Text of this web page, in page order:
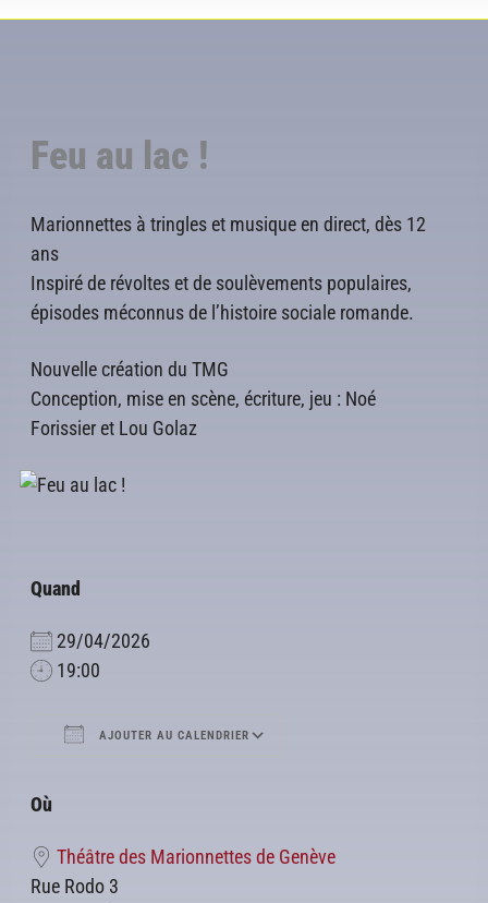
Feu au lac !
Marionnettes à tringles et musique en direct, dès 12
ans
Inspiré de révoltes et de soulèvements populaires,
épisodes méconnus de l’histoire sociale romande.
Nouvelle création du TMG
Conception, mise en scène, écriture, jeu : Noé
Forissier et Lou Golaz
Quand
29/04/2026
19:00
AJOUTER AU CALENDRIER
Où
Théâtre des Marionnettes de Genève
Rue Rodo 3